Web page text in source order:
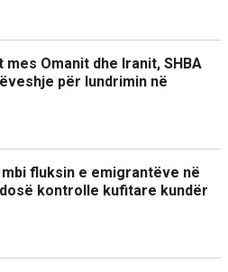
Omanit dhe Iranit, SHBA
për lundrimin në
fluksin e emigrantëve në
kontrolle kufitare kundër